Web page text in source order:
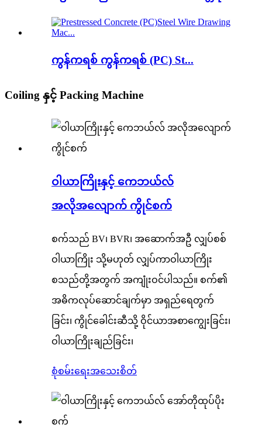
ကွန်ကရစ် ကွန်ကရစ် (PC) St...
Coiling နှင့် Packing Machine
ဝါယာကြိုးနှင့် ကေဘယ်လ်
အလိုအလျောက် ကွိုင်စက်
စက်သည် BV၊ BVR၊ အဆောက်အဦ လျှပ်စစ်
ဝါယာကြိုး သို့မဟုတ် လျှပ်ကာဝါယာကြိုး
စသည်တို့အတွက် အကျုံးဝင်ပါသည်။ စက်၏
အဓိကလုပ်ဆောင်ချက်မှာ အရှည်ရေတွက်
ခြင်း၊ ကွိုင်ခေါင်းဆီသို့ ဝိုင်ယာအစာကျွေးခြင်း၊
ဝါယာကြိုးချည်ခြင်း၊
စုံစမ်းရေးအသေးစိတ်